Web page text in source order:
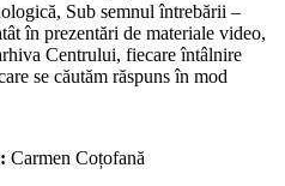
Sub semnul întrebării –
în prezentări de materiale video,
Centrului, fiecare întâlnire
se căutăm răspuns în mod
Carmen Coțofană